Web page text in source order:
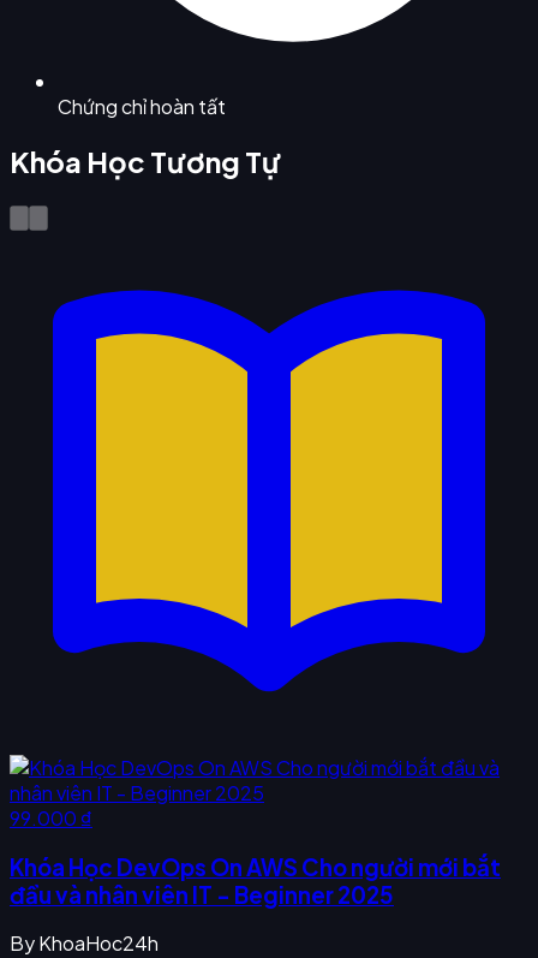
Chứng chỉ hoàn tất
Khóa Học Tương Tự
99.000 ₫
Khóa Học DevOps On AWS Cho người mới bắt
đầu và nhân viên IT - Beginner 2025
ByKhoaHoc24h